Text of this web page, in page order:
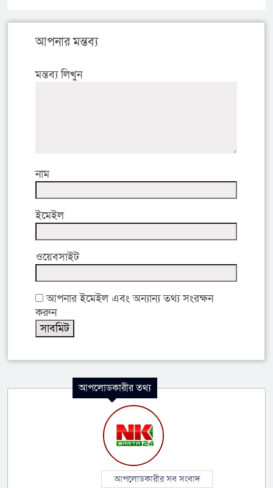
আপনার মন্তব্য
মন্তব্য লিখুন
নাম
ইমেইল
ওয়েবসাইট
আপনার ইমেইল এবং অন্যান্য তথ্য সংরক্ষন
করুন
আপলোডকারীর তথ্য
আপলোডকারীর সব সংবাদ